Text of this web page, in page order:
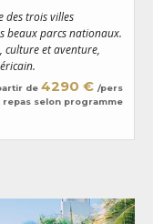
des trois villes
beaux parcs nationaux.
culture et aventure,
de 4290 € /pers
repas selon programme